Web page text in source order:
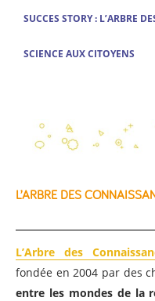
SUCCES STORY : L’ARBRE
SCIENCE AUX CITOYENS
L’ARBRE DES
L’Arbre des
fondée en 2004 par des
entre les mondes de la